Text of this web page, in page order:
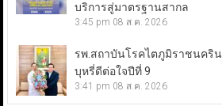
บริการสู่มาตรฐานสากล
3:45 pm 08 ส.ค. 2026
รพ.สถาบันโรคไตภูมิราชนคริ
บุหรี่ดีต่อใจปีที่ 9
3:41 pm 08 ส.ค. 2026